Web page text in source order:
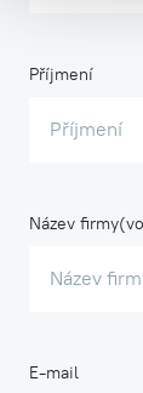
Příjmení
Název firmy
E-mail